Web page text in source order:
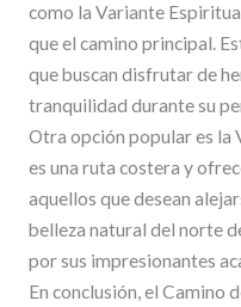
como la Variante
que el camino principal.
que buscan disfrutar de
tranquilidad durante su
Otra opción popular es la
es una ruta costera y
aquellos que desean
belleza natural del norte
por sus impresionantes
En conclusión, el Camino